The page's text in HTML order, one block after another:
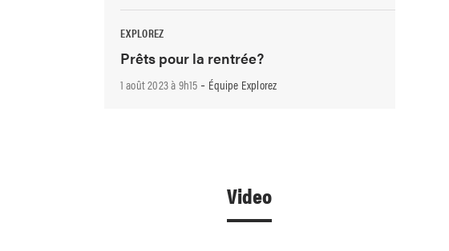
EXPLOREZ
Prêts pour la rentrée?
1 août 2023 à 9h15 - Équipe Explorez
Video